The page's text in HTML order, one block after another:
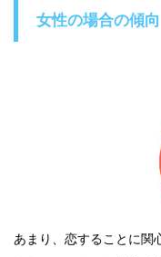
女性の場合の傾向
あまり、恋することに関